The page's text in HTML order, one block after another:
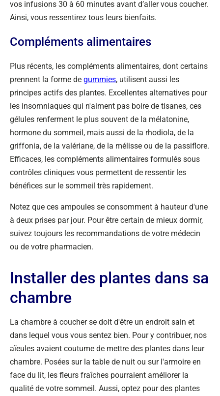
vos infusions 30 à 60 minutes avant d’aller vous coucher.
Ainsi, vous ressentirez tous leurs bienfaits.
Compléments alimentaires
Plus récents, les compléments alimentaires, dont certains
prennent la forme de gummies, utilisent aussi les
principes actifs des plantes. Excellentes alternatives pour
les insomniaques qui n'aiment pas boire de tisanes, ces
gélules renferment le plus souvent de la mélatonine,
hormone du sommeil, mais aussi de la rhodiola, de la
griffonia, de la valériane, de la mélisse ou de la passiflore.
Efficaces, les compléments alimentaires formulés sous
contrôles cliniques vous permettent de ressentir les
bénéfices sur le sommeil très rapidement.
Notez que ces ampoules se consomment à hauteur d'une
à deux prises par jour. Pour être certain de mieux dormir,
suivez toujours les recommandations de votre médecin
ou de votre pharmacien.
Installer des plantes dans sa
chambre
La chambre à coucher se doit d'être un endroit sain et
dans lequel vous vous sentez bien. Pour y contribuer, nos
aïeules avaient coutume de mettre des plantes dans leur
chambre. Posées sur la table de nuit ou sur l'armoire en
face du lit, les fleurs fraîches pourraient améliorer la
qualité de votre sommeil. Aussi, optez pour des plantes